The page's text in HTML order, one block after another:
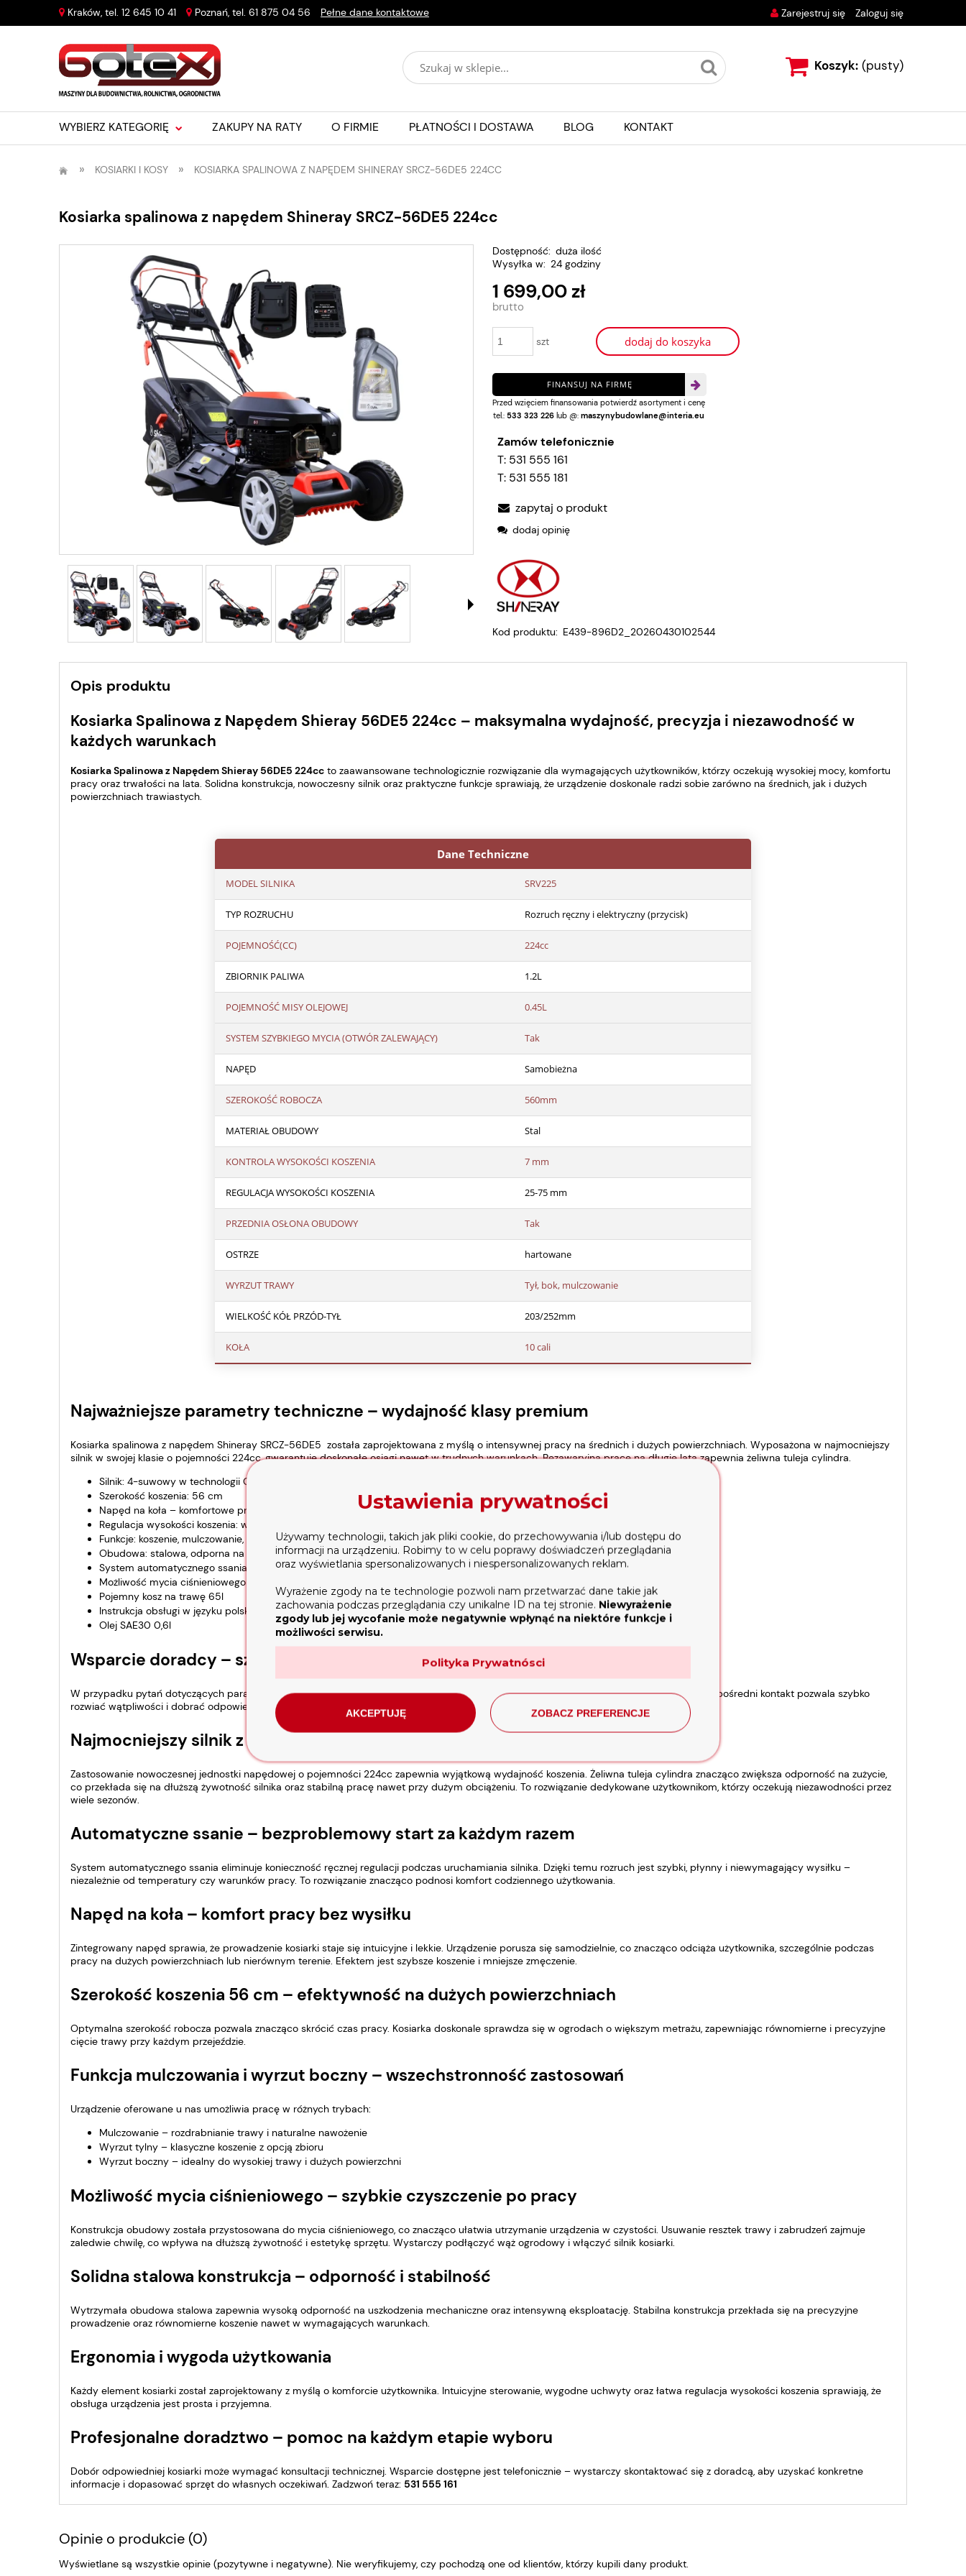
Kraków, tel. 12 645 10 41 Poznań, tel. 61 875 04 56 Pełne dane kontaktowe Zarejestruj się Zaloguj się
Koszyk: (pusty)
WYBIERZ KATEGORIĘ ZAKUPY NA RATY O FIRMIE PŁATNOŚCI I DOSTAWA BLOG KONTAKT
» KOSIARKI I KOSY » KOSIARKA SPALINOWA Z NAPĘDEM SHINERAY SRCZ-56DE5 224CC
Kosiarka spalinowa z napędem Shineray SRCZ-56DE5 224cc
Dostępność: duża ilość
Wysyłka w: 24 godziny
1 699,00 zł
szt dodaj do koszyka
FINANSUJ NA FIRMĘ
Przed wzięciem finansowania potwierdź asortyment i cenę
tel.: 533 323 226lub @: maszynybudowlane@interia.eu
Zamów telefonicznie
T: 531 555 161
T: 531 555 181
zapytaj o produkt
dodaj opinię
Kod produktu: E439-896D2_20260430102544
Opis produktu
Kosiarka Spalinowa z Napędem Shieray 56DE5 224cc – maksymalna wydajność, precyzja i niezawodność w
każdych warunkach
Kosiarka Spalinowa z Napędem Shieray 56DE5 224cc to zaawansowane technologicznie rozwiązanie dla wymagających użytkowników, którzy oczekują wysokiej mocy, komfortu
pracy oraz trwałości na lata. Solidna konstrukcja, nowoczesny silnik oraz praktyczne funkcje sprawiają, że urządzenie doskonale radzi sobie zarówno na średnich, jak i dużych
powierzchniach trawiastych.
Dane Techniczne
MODEL SILNIKA SRV225
TYP ROZRUCHU Rozruch ręczny i elektryczny (przycisk)
POJEMNOŚĆ(CC) 224cc
ZBIORNIK PALIWA 1.2L
POJEMNOŚĆ MISY OLEJOWEJ 0.45L
SYSTEM SZYBKIEGO MYCIA (OTWÓR ZALEWAJĄCY) Tak
NAPĘD Samobieżna
SZEROKOŚĆ ROBOCZA 560mm
MATERIAŁ OBUDOWY Stal
KONTROLA WYSOKOŚCI KOSZENIA 7 mm
REGULACJA WYSOKOŚCI KOSZENIA 25-75 mm
PRZEDNIA OSŁONA OBUDOWY Tak
OSTRZE hartowane
WYRZUT TRAWY Tył, bok, mulczowanie
WIELKOŚĆ KÓŁ PRZÓD-TYŁ 203/252mm
KOŁA 10 cali
Najważniejsze parametry techniczne – wydajność klasy premium
Kosiarka spalinowa z napędem Shineray SRCZ-56DE5 została zaprojektowana z myślą o intensywnej pracy na średnich i dużych powierzchniach. Wyposażona w najmocniejszy
silnik w swojej klasie o pojemności 224cc, gwarantuje doskonałe osiągi nawet w trudnych warunkach. Bezawaryjną pracę na długie lata zapewnia żeliwna tuleja cylindra.
Silnik: 4-suwowy w technologii OHV pojemność silnika 224cm3
Szerokość koszenia: 56 cm
Napęd na koła – komfortowe prowadzenie bez wysiłku
(przekładnia aluminiowa)
Regulacja wysokości koszenia: wielostopniowa, centralna
Funkcje: koszenie, mulczowanie, wyrzut tylny i boczny
Obudowa: stalowa, odporna na uszkodzenia
System automatycznego ssania – łatwy rozruch
Możliwość mycia ciśnieniowego obudowy
Pojemny kosz na trawę 65l
Instrukcja obsługi w języku polskim
Olej SAE30 0,6l
Wsparcie doradcy – szybki kontakt i fachowa pomoc
W przypadku pytań dotyczących parametrów lub dopasowania urządzenia do konkretnych potrzeb, dostępny jest doradca techniczny. Bezpośredni kontakt pozwala szybko
rozwiać wątpliwości i dobrać odpowiednie rozwiązanie. Zadzwoń:
Najmocniejszy silnik z żeliwną tuleją – trwałość na lata
Zastosowanie nowoczesnej jednostki napędowej o pojemności 224cc zapewnia wyjątkową wydajność koszenia. Żeliwna tuleja cylindra znacząco zwiększa odporność na zużycie,
co przekłada się na dłuższą żywotność silnika oraz stabilną pracę nawet przy dużym obciążeniu. To rozwiązanie dedykowane użytkownikom, którzy oczekują niezawodności przez
wiele sezonów.
Automatyczne ssanie – bezproblemowy start za każdym razem
System automatycznego ssania eliminuje konieczność ręcznej regulacji podczas uruchamiania silnika. Dzięki temu rozruch jest szybki, płynny i niewymagający wysiłku –
niezależnie od temperatury czy warunków pracy. To rozwiązanie znacząco podnosi komfort codziennego użytkowania.
Napęd na koła – komfort pracy bez wysiłku
Zintegrowany napęd sprawia, że prowadzenie kosiarki staje się intuicyjne i lekkie. Urządzenie porusza się samodzielnie, co znacząco odciąża użytkownika, szczególnie podczas
pracy na dużych powierzchniach lub nierównym terenie. Efektem jest szybsze koszenie i mniejsze zmęczenie.
Szerokość koszenia 56 cm – efektywność na dużych powierzchniach
Optymalna szerokość robocza pozwala znacząco skrócić czas pracy. Kosiarka doskonale sprawdza się w ogrodach o większym metrażu, zapewniając równomierne i precyzyjne
cięcie trawy przy każdym przejeździe.
Funkcja mulczowania i wyrzut boczny – wszechstronność zastosowań
Urządzenie oferowane u nas umożliwia pracę w różnych trybach:
Mulczowanie – rozdrabnianie trawy i naturalne nawożenie
Wyrzut tylny – klasyczne koszenie z opcją zbioru
Wyrzut boczny – idealny do wysokiej trawy i dużych powierzchni
Możliwość mycia ciśnieniowego – szybkie czyszczenie po pracy
Konstrukcja obudowy została przystosowana do mycia ciśnieniowego, co znacząco ułatwia utrzymanie urządzenia w czystości. Usuwanie resztek trawy i zabrudzeń zajmuje
zaledwie chwilę, co wpływa na dłuższą żywotność i estetykę sprzętu. Wystarczy podłączyć wąż ogrodowy i włączyć silnik kosiarki.
Solidna stalowa konstrukcja – odporność i stabilność
Wytrzymała obudowa stalowa zapewnia wysoką odporność na uszkodzenia mechaniczne oraz intensywną eksploatację. Stabilna konstrukcja przekłada się na precyzyjne
prowadzenie oraz równomierne koszenie nawet w wymagających warunkach.
Ergonomia i wygoda użytkowania
Każdy element kosiarki został zaprojektowany z myślą o komforcie użytkownika. Intuicyjne sterowanie, wygodne uchwyty oraz łatwa regulacja wysokości koszenia sprawiają, że
obsługa urządzenia jest prosta i przyjemna.
Profesjonalne doradztwo – pomoc na każdym etapie wyboru
Dobór odpowiedniej kosiarki może wymagać konsultacji technicznej. Wsparcie dostępne jest telefonicznie – wystarczy skontaktować się z doradcą, aby uzyskać konkretne
informacje i dopasować sprzęt do własnych oczekiwań. Zadzwoń teraz: 531 555 161
Opinie o produkcie (0)
Wyświetlane są wszystkie opinie (pozytywne i negatywne). Nie weryfikujemy, czy pochodzą one od klientów, którzy kupili dany produkt.
Ustawienia prywatności
Używamy technologii, takich jak pliki cookie, do przechowywania i/lub dostępu do
informacji na urządzeniu. Robimy to w celu poprawy doświadczeń przeglądania
oraz wyświetlania spersonalizowanych i niespersonalizowanych reklam.
Wyrażenie zgody na te technologie pozwoli nam przetwarzać dane takie jak
zachowania podczas przeglądania czy unikalne ID na tej stronie. Niewyrażenie
zgody lub jej wycofanie może negatywnie wpłynąć na niektóre funkcje i
możliwości serwisu.
Polityka Prywatnósci
AKCEPTUJĘ ZOBACZ PREFERENCJE